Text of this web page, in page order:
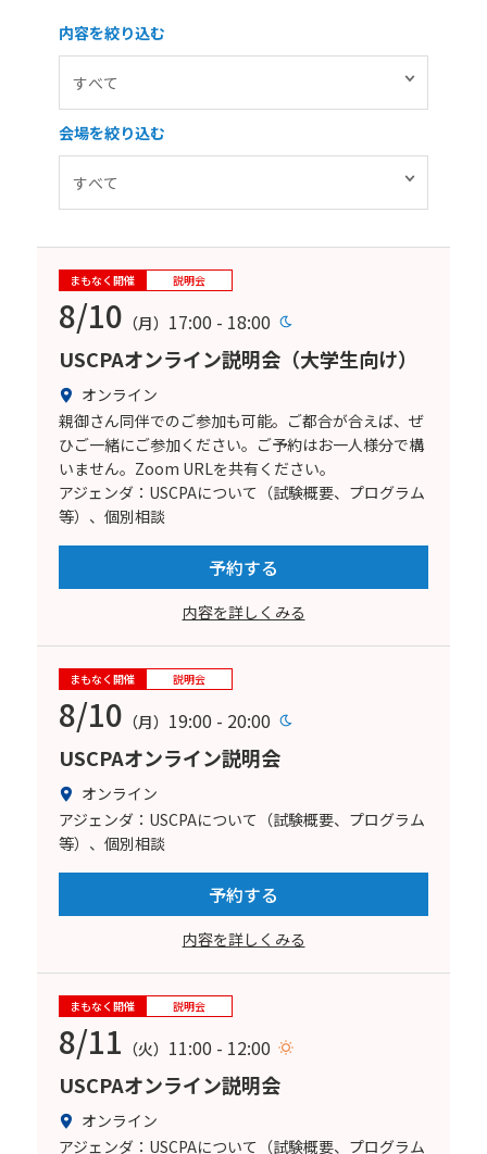
内容を絞り込む
会場を絞り込む
まもなく開催 説明会
8/10 （月） 17:00 - 18:00
USCPAオンライン説明会（大学生向け）
オンライン
親御さん同伴でのご参加も可能。ご都合が合えば、ぜ
ひご一緒にご参加ください。ご予約はお一人様分で構
いません。Zoom URLを共有ください。
アジェンダ：USCPAについて（試験概要、プログラム
等）、個別相談
予約する
内容を詳しくみる
まもなく開催 説明会
8/10 （月） 19:00 - 20:00
USCPAオンライン説明会
オンライン
アジェンダ：USCPAについて（試験概要、プログラム
等）、個別相談
予約する
内容を詳しくみる
まもなく開催 説明会
8/11 （火） 11:00 - 12:00
USCPAオンライン説明会
オンライン
アジェンダ：USCPAについて（試験概要、プログラム